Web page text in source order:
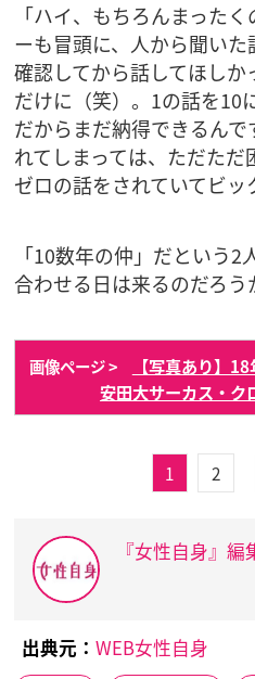
「ハイ、もちろんまった
ーも冒頭に、人から聞い
確認してから話してほし
だけに（笑）。1の話を10
だからまだ納得できるん
れてしまっては、ただた
ゼロの話をされていてビッ
「10数年の仲」だという
合わせる日は来るのだろ
画像ページ >
【写真あり】
安田大サーカス・ク
1 2
『女性自身』編
出典元： WEB女性自身